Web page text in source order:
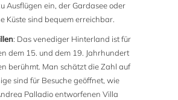
Ausflügen ein, der Gardasee oder
Küste sind bequem erreichbar.
: Das venediger Hinterland ist für
dem 15. und dem 19. Jahrhundert
berühmt. Man schätzt die Zahl auf
sind für Besuche geöffnet, wie
Palladio entworfenen Villa